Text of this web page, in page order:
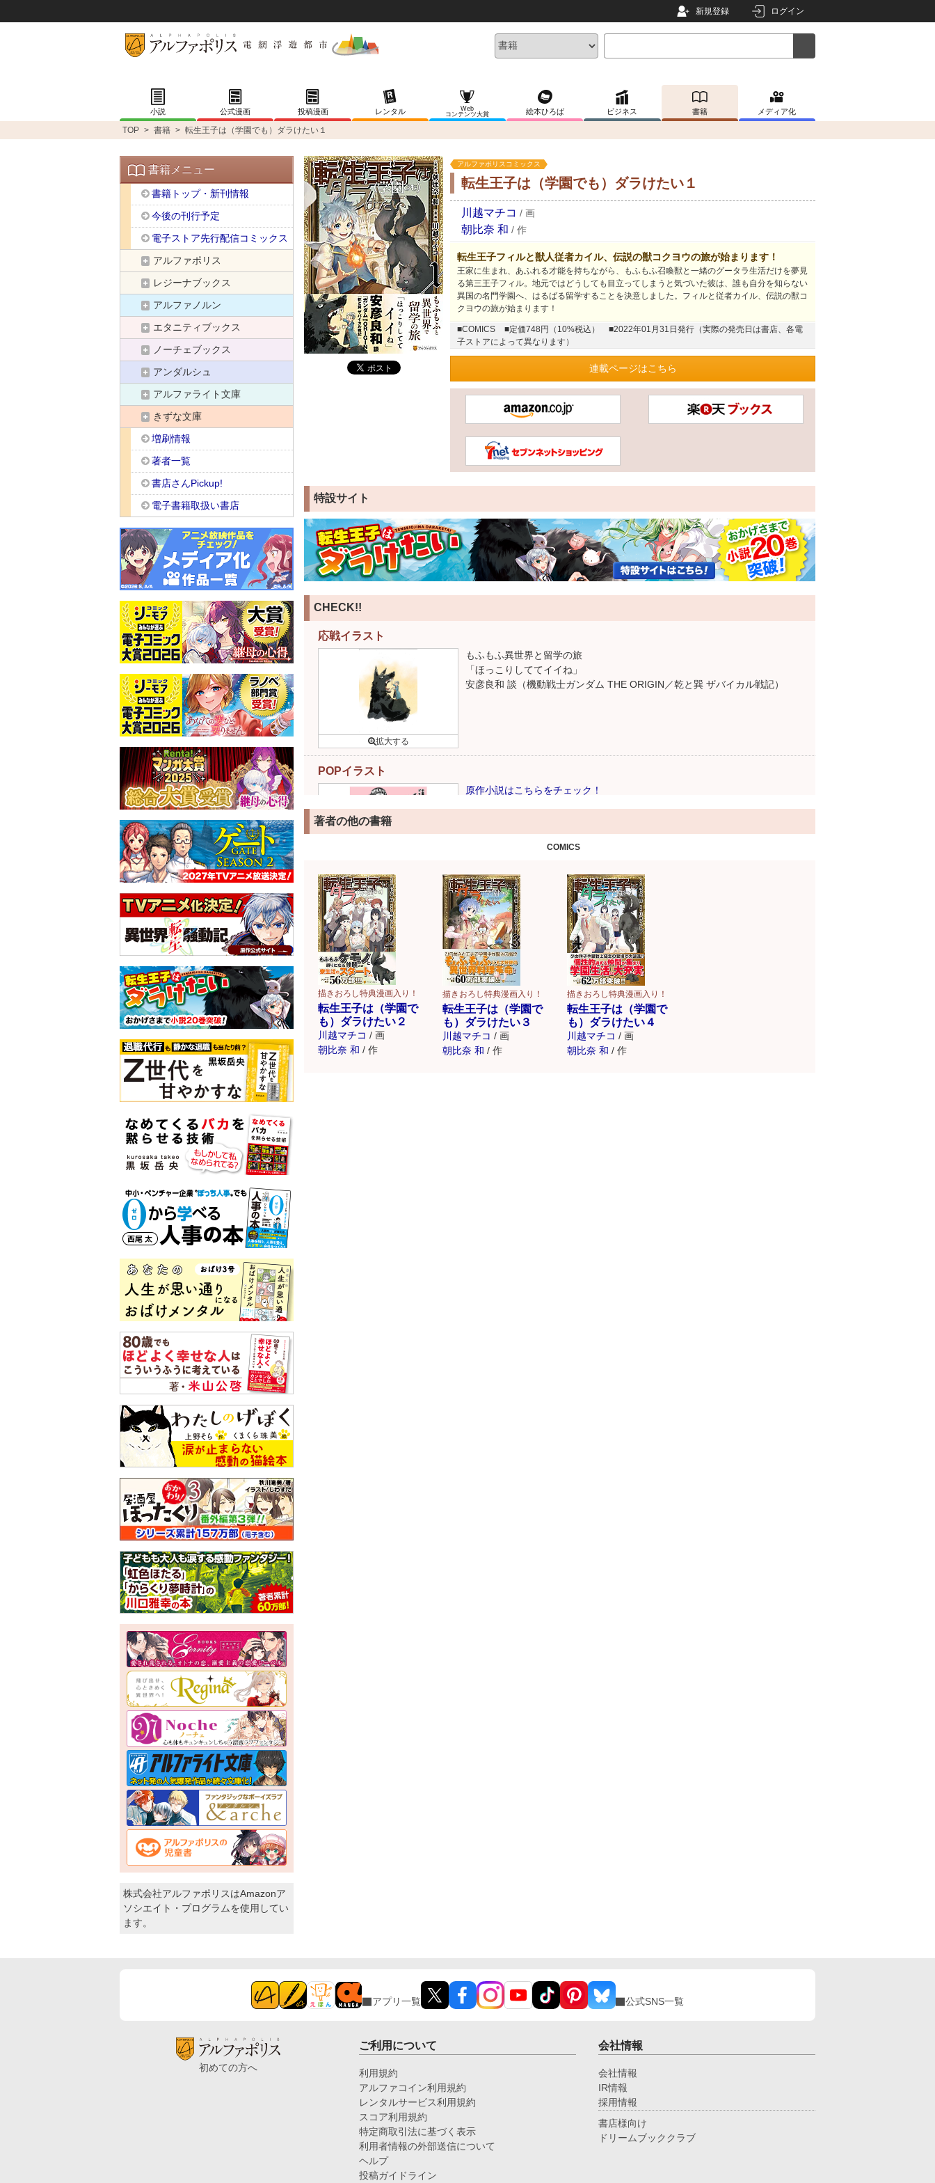
新規登録 ログイン
小説 公式漫画 投稿漫画 レンタル
Web
コンテンツ大賞
絵本ひろば ビジネス 書籍 メディア化
TOP > 書籍 > 転生王子は（学園でも）ダラけたい１
アルファポリスコミックス
転生王子は（学園でも）ダラけたい１
川越マチコ / 画
朝比奈 和 / 作
転生王子フィルと獣人従者カイル、伝説の獣コクヨウの旅が始まります！
王家に生まれ、あふれる才能を持ちながら、もふもふ召喚獣と一緒のグータラ生活だけを夢見
る第三王子フィル。地元ではどうしても目立ってしまうと気づいた彼は、誰も自分を知らない
異国の名門学園へ、はるばる留学することを決意しました。フィルと従者カイル、伝説の獣コ
クヨウの旅が始まります！
■COMICS ■定価748円（10%税込）
■2022年01月31日発行（実際の発売日は書店、各電
子ストアによって異なります）
連載ページはこちら
特設サイト
CHECK!!
応戦イラスト
もふもふ異世界と留学の旅
「ほっこりしててイイね」
安彦良和 談（機動戦士ガンダム THE ORIGIN／乾と巽 ザバイカル戦記）
POPイラスト
原作小説はこちらをチェック！
著者の他の書籍
COMICS
描きおろし特典漫画入り！
転生王子は（学園で
も）ダラけたい２
川越マチコ / 画
朝比奈 和 / 作
描きおろし特典漫画入り！
転生王子は（学園で
も）ダラけたい３
川越マチコ / 画
朝比奈 和 / 作
描きおろし特典漫画入り！
転生王子は（学園で
も）ダラけたい４
川越マチコ / 画
朝比奈 和 / 作
書籍メニュー
書籍トップ・新刊情報
今後の刊行予定
電子ストア先行配信コミックス
アルファポリス
レジーナブックス
アルファノルン
エタニティブックス
ノーチェブックス
アンダルシュ
アルファライト文庫
きずな文庫
増刷情報
著者一覧
書店さんPickup!
電子書籍取扱い書店
株式会社アルファポリスはAmazonア
ソシエイト・プログラムを使用してい
ます。
アプリ一覧 公式SNS一覧
初めての方へ
ご利用について
利用規約
アルファコイン利用規約
レンタルサービス利用規約
スコア利用規約
特定商取引法に基づく表示
利用者情報の外部送信について
ヘルプ
投稿ガイドライン
会社情報
会社情報
IR情報
採用情報
書店様向け
ドリームブッククラブ